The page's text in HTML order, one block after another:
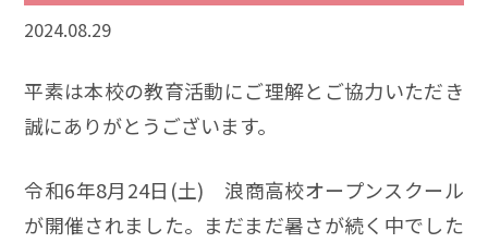
2024.08.29
平素は本校の教育活動にご理解とご協力いただき
誠にありがとうございます。
令和6年8月24日(土) 浪商高校オープンスクール
が開催されました。まだまだ暑さが続く中でした